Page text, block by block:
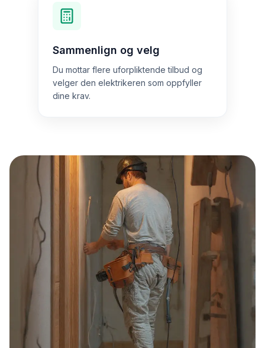
Sammenlign og velg
Du mottar flere uforpliktende tilbud og
velger den elektrikeren som oppfyller
dine krav.